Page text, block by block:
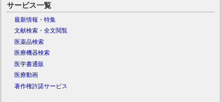
サービス一覧
最新情報・特集
文献検索・全文閲覧
医薬品検索
医療機器検索
医学書通販
医療動画
著作権許諾サービス